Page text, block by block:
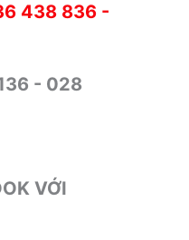
438 836 -
- 028
VỚI